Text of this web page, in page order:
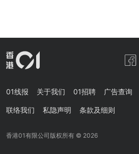
01线报 关于我们 01招聘 广告查询
联络我们 私隐声明 条款及细则
香港01有限公司版权所有 © 2026